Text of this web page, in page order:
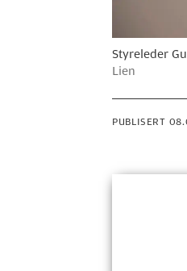
Styreleder
Lien
PUBLISERT